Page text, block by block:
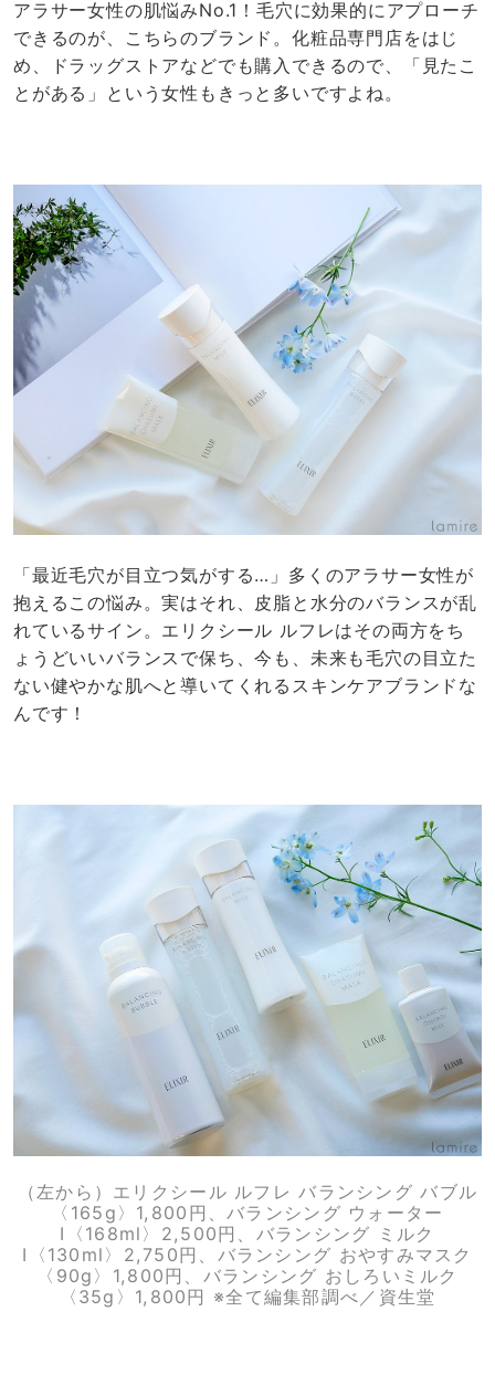
アラサー女性の肌悩みNo.1！毛穴に効果的にアプローチ
できるのが、こちらのブランド。化粧品専門店をはじ
め、ドラッグストアなどでも購入できるので、「見たこ
とがある」という女性もきっと多いですよね。
「最近毛穴が目立つ気がする…」多くのアラサー女性が
抱えるこの悩み。実はそれ、皮脂と水分のバランスが乱
れているサイン。エリクシール ルフレはその両方をち
ょうどいいバランスで保ち、今も、未来も毛穴の目立た
ない健やかな肌へと導いてくれるスキンケアブランドな
んです！
（左から）エリクシール ルフレ バランシング バブル
〈165g〉1,800円、バランシング ウォーター
I〈168ml〉2,500円、バランシング ミルク
I〈130ml〉2,750円、バランシング おやすみマスク
〈90g〉1,800円、バランシング おしろいミルク
〈35g〉1,800円 ※全て編集部調べ／資生堂